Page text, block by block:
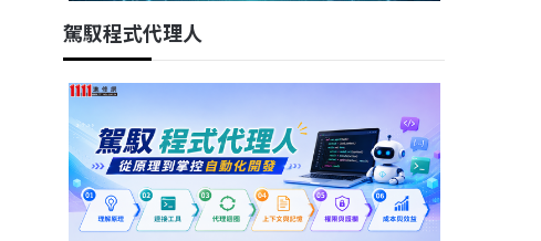
駕馭程式代理人